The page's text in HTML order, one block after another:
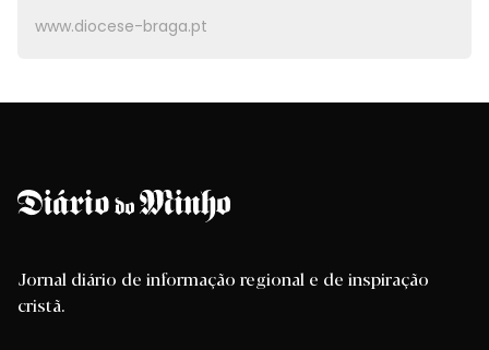
www.diocese-braga.pt
Jornal diário de informação regional e de inspiração
cristã.